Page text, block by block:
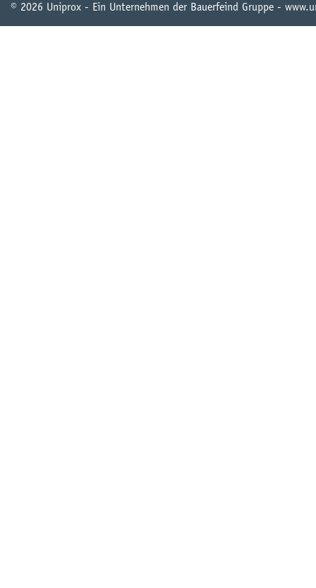
© 2026 Uniprox - Ein Unternehmen der Bauerfeind Gruppe -